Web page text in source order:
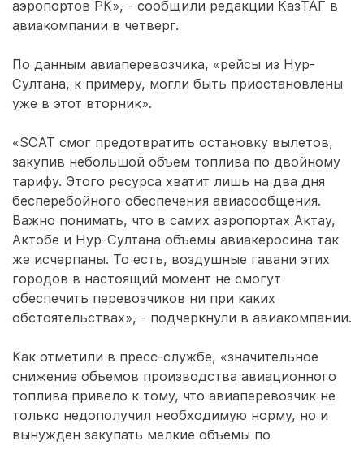
аэропортов РК», - сообщили редакции КазТАГ в
авиакомпании в четверг.
По данным авиаперевозчика, «рейсы из Нур-
Султана, к примеру, могли быть приостановлены
уже в этот вторник».
«SCAT смог предотвратить остановку вылетов,
закупив небольшой объем топлива по двойному
тарифу. Этого ресурса хватит лишь на два дня
бесперебойного обеспечения авиасообщения.
Важно понимать, что в самих аэропортах Актау,
Актобе и Нур-Султана объемы авиакеросина так
же исчерпаны. То есть, воздушные гавани этих
городов в настоящий момент не смогут
обеспечить перевозчиков ни при каких
обстоятельствах», - подчеркнули в авиакомпании.
Как отметили в пресс-службе, «значительное
снижение объемов производства авиационного
топлива привело к тому, что авиаперевозчик не
только недополучил необходимую норму, но и
вынужден закупать мелкие объемы по